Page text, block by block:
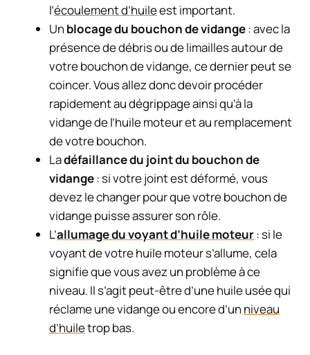
l’écoulement d’huileest important.
Un blocage du bouchon de vidange: avec la
présence de débris ou de limailles autour de
votre bouchon de vidange, ce dernier peut se
coincer. Vous allez donc devoir procéder
rapidement au dégrippage ainsi qu’à la
vidange de l’huile moteur et au remplacement
de votre bouchon.
Ladéfaillance du joint du bouchon de
vidange: si votre joint est déformé, vous
devez le changer pour que votre bouchon de
vidange puisse assurer son rôle.
L’allumage du voyant d’huile moteur: si le
voyant de votre huile moteur s’allume, cela
signifie que vous avez un problème à ce
niveau. Il s’agit peut-être d’une huile usée qui
réclame une vidange ou encore d’un niveau
d’huiletrop bas.